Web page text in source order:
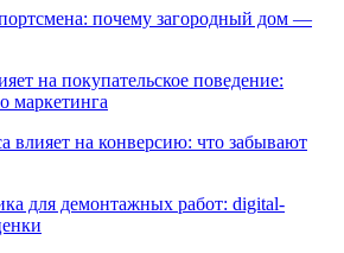
почему загородный дом —
на покупательское поведение:
маркетинга
влияет на конверсию: что забывают
для демонтажных работ: digital-